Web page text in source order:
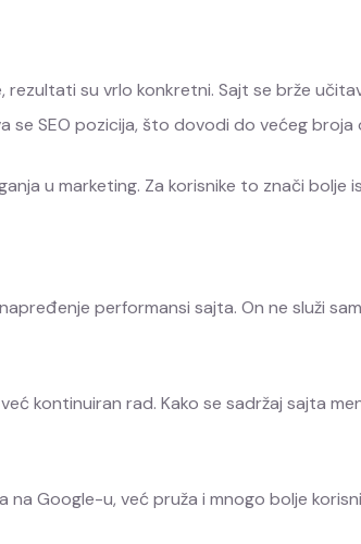
su vrlo konkretni. Sajt se brže
SEO pozicija, što dovodi do većeg broja
u marketing. Za korisnike to znači bolje
performansi sajta. On ne služi
kontinuiran rad. Kako se sadržaj sajta
Google-u, već pruža i mnogo bolje